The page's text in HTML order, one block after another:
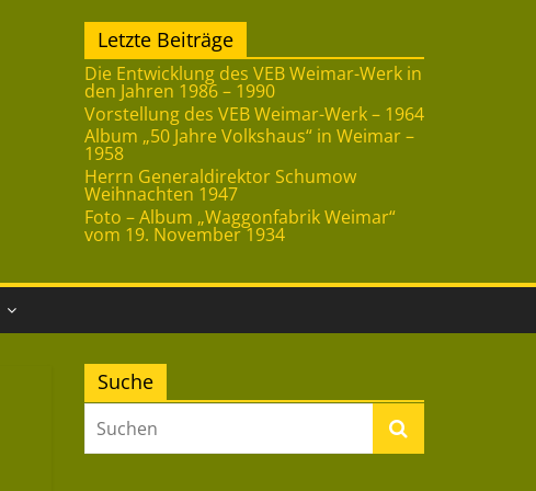
Letzte Beiträge
Die Entwicklung des VEB Weimar-Werk in
den Jahren 1986 – 1990
Vorstellung des VEB Weimar-Werk – 1964
Album „50 Jahre Volkshaus“ in Weimar –
1958
Herrn Generaldirektor Schumow
Weihnachten 1947
Foto – Album „Waggonfabrik Weimar“
vom 19. November 1934
Suche